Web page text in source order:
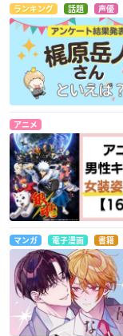
ランキング 話題 声優
アニメ
マンガ 電子漫画 書籍